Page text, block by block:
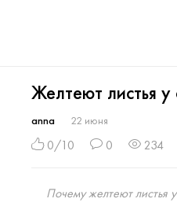
Желтеют листья у
anna 22 июня
0/10 0 234
Почему желтеют листья